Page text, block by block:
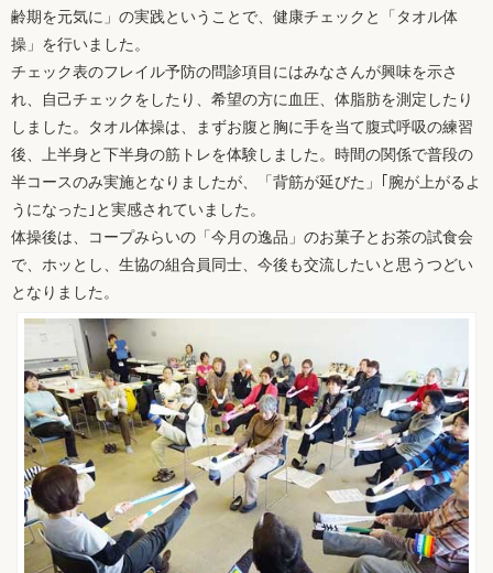
齢期を元気に」の実践ということで、健康チェックと「タオル体
操」を行いました。
チェック表のフレイル予防の問診項目にはみなさんが興味を示さ
れ、自己チェックをしたり、希望の方に血圧、体脂肪を測定したり
しました。タオル体操は、まずお腹と胸に手を当て腹式呼吸の練習
後、上半身と下半身の筋トレを体験しました。時間の関係で普段の
半コースのみ実施となりましたが、「背筋が延びた」｢腕が上がるよ
うになった｣と実感されていました。
体操後は、コープみらいの「今月の逸品」のお菓子とお茶の試食会
で、ホッとし、生協の組合員同士、今後も交流したいと思うつどい
となりました。